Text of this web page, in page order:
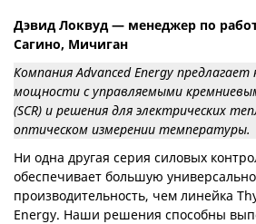
Дэвид Локвуд — менеджер по
Сагино, Мичиган
Компания Advanced Energy
мощности с управляемыми
(SCR) и решения для электрических
оптическом измерении температуры.
Ни одна другая серия силовых
обеспечивает большую
производительность, чем линейка
Energy. Наши решения способны